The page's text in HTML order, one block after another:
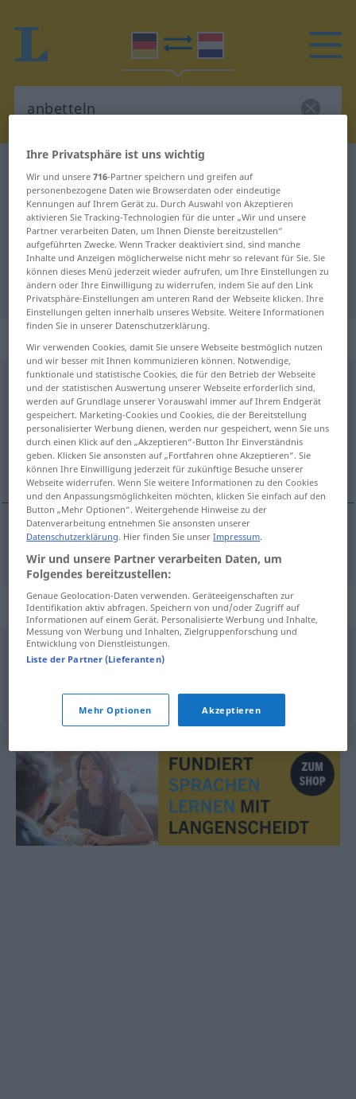
Deutsch-Niederländisch
Übersetzung für "anbetteln"
"anbetteln" Niederländisch
Übersetzung
„anbetteln“
anbetteln
Übersicht aller Übersetzungen
(Für mehr Details die Übersetzung anklicken/antippen)
bedelen bij
anbetteln
Synonyme für "anbetteln"
schnorren (ugs.),betteln
© OpenThesaurus.de
Ihre Privatsphäre ist uns wichtig
Wir und unsere716-Partner speichern und greifen auf
personenbezogene Daten wie Browserdaten oder eindeutige
Kennungen auf Ihrem Gerät zu. Durch Auswahl von Akzeptieren
aktivieren Sie Tracking-Technologien für die unter „Wir und unsere
Partner verarbeiten Daten, um Ihnen Dienste bereitzustellen“
aufgeführten Zwecke. Wenn Tracker deaktiviert sind, sind manche
Inhalte und Anzeigen möglicherweise nicht mehr so relevant für Sie. Sie
können dieses Menü jederzeit wieder aufrufen, um Ihre Einstellungen zu
ändern oder Ihre Einwilligung zu widerrufen, indem Sie auf den Link
Privatsphäre-Einstellungen am unteren Rand der Webseite klicken. Ihre
Einstellungen gelten innerhalb unseres Website. Weitere Informationen
finden Sie in unserer Datenschutzerklärung.
Wir verwenden Cookies, damit Sie unsere Webseite bestmöglich nutzen
und wir besser mit Ihnen kommunizieren können. Notwendige,
funktionale und statistische Cookies, die für den Betrieb der Webseite
und der statistischen Auswertung unserer Webseite erforderlich sind,
werden auf Grundlage unserer Vorauswahl immer auf Ihrem Endgerät
gespeichert. Marketing-Cookies und Cookies, die der Bereitstellung
personalisierter Werbung dienen, werden nur gespeichert, wenn Sie uns
durch einen Klick auf den „Akzeptieren“-Button Ihr Einverständnis
geben. Klicken Sie ansonsten auf „Fortfahren ohne Akzeptieren“. Sie
können Ihre Einwilligung jederzeit für zukünftige Besuche unserer
Webseite widerrufen. Wenn Sie weitere Informationen zu den Cookies
und den Anpassungsmöglichkeiten möchten, klicken Sie einfach auf den
Button „Mehr Optionen“. Weitergehende Hinweise zu der
Datenverarbeitung entnehmen Sie ansonsten unserer
Datenschutzerklärung. Hier finden Sie unserImpressum.
Wir und unsere Partner verarbeiten Daten, um
Folgendes bereitzustellen:
Genaue Geolocation-Daten verwenden. Geräteeigenschaften zur
Identifikation aktiv abfragen. Speichern von und/oder Zugriff auf
Informationen auf einem Gerät. Personalisierte Werbung und Inhalte,
Messung von Werbung und Inhalten, Zielgruppenforschung und
Entwicklung von Dienstleistungen.
Liste der Partner (Lieferanten)
Mehr Optionen Akzeptieren